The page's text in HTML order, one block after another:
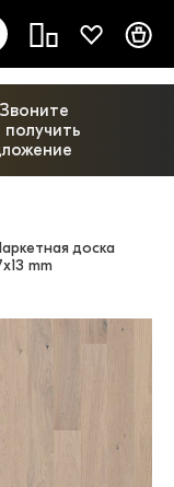
Звоните
доска
mm